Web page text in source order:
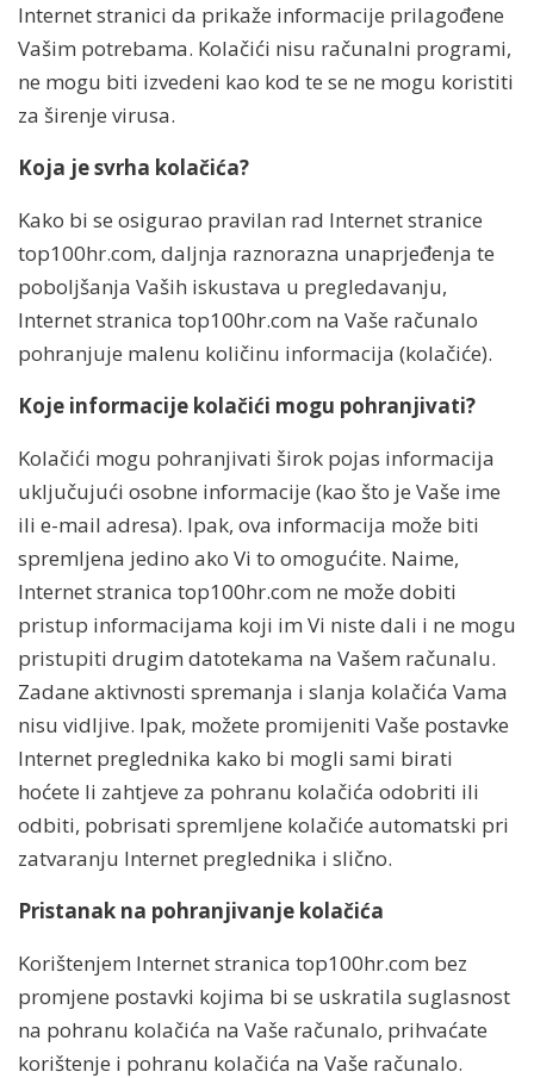
Internet stranici da prikaže informacije prilagođene
Vašim potrebama. Kolačići nisu računalni programi,
ne mogu biti izvedeni kao kod te se ne mogu koristiti
za širenje virusa.
Koja je svrha kolačića?
Kako bi se osigurao pravilan rad Internet stranice
top100hr.com, daljnja raznorazna unaprjeđenja te
poboljšanja Vaših iskustava u pregledavanju,
Internet stranica top100hr.com na Vaše računalo
pohranjuje malenu količinu informacija (kolačiće).
Koje informacije kolačići mogu pohranjivati?
Kolačići mogu pohranjivati širok pojas informacija
uključujući osobne informacije (kao što je Vaše ime
ili e-mail adresa). Ipak, ova informacija može biti
spremljena jedino ako Vi to omogućite. Naime,
Internet stranica top100hr.com ne može dobiti
pristup informacijama koji im Vi niste dali i ne mogu
pristupiti drugim datotekama na Vašem računalu.
Zadane aktivnosti spremanja i slanja kolačića Vama
nisu vidljive. Ipak, možete promijeniti Vaše postavke
Internet preglednika kako bi mogli sami birati
hoćete li zahtjeve za pohranu kolačića odobriti ili
odbiti, pobrisati spremljene kolačiće automatski pri
zatvaranju Internet preglednika i slično.
Pristanak na pohranjivanje kolačića
Korištenjem Internet stranica top100hr.com bez
promjene postavki kojima bi se uskratila suglasnost
na pohranu kolačića na Vaše računalo, prihvaćate
korištenje i pohranu kolačića na Vaše računalo.